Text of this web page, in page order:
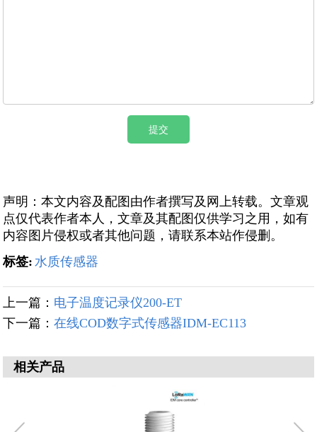
声明：本文内容及配图由作者撰写及网上转载。文章观
点仅代表作者本人，文章及其配图仅供学习之用，如有
内容图片侵权或者其他问题，请联系本站作侵删。
标签: 水质传感器
上一篇： 电子温度记录仪200-ET
下一篇：在线COD数字式传感器IDM-EC113
相关产品